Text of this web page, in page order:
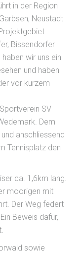
in der Region
Neustadt
Bissendorfer
wir uns ein
und haben
vor kurzem
SV
Dem
anschliessend
Tennisplatz den
ca. 1,6km lang.
moorigen mit
Der Weg federt
Beweis dafür,
sowie